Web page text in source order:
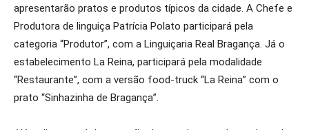
apresentarão pratos e produtos típicos da cidade. A Chefe e
Produtora de linguiça Patrícia Polato participará pela
categoria “Produtor”, com a Linguiçaria Real Bragança. Já o
estabelecimento La Reina, participará pela modalidade
“Restaurante”, com a versão food-truck “La Reina” com o
prato “Sinhazinha de Bragança”.